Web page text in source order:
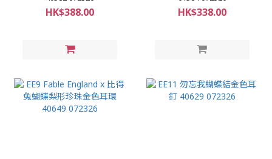
HK$388.00 HK$338.00